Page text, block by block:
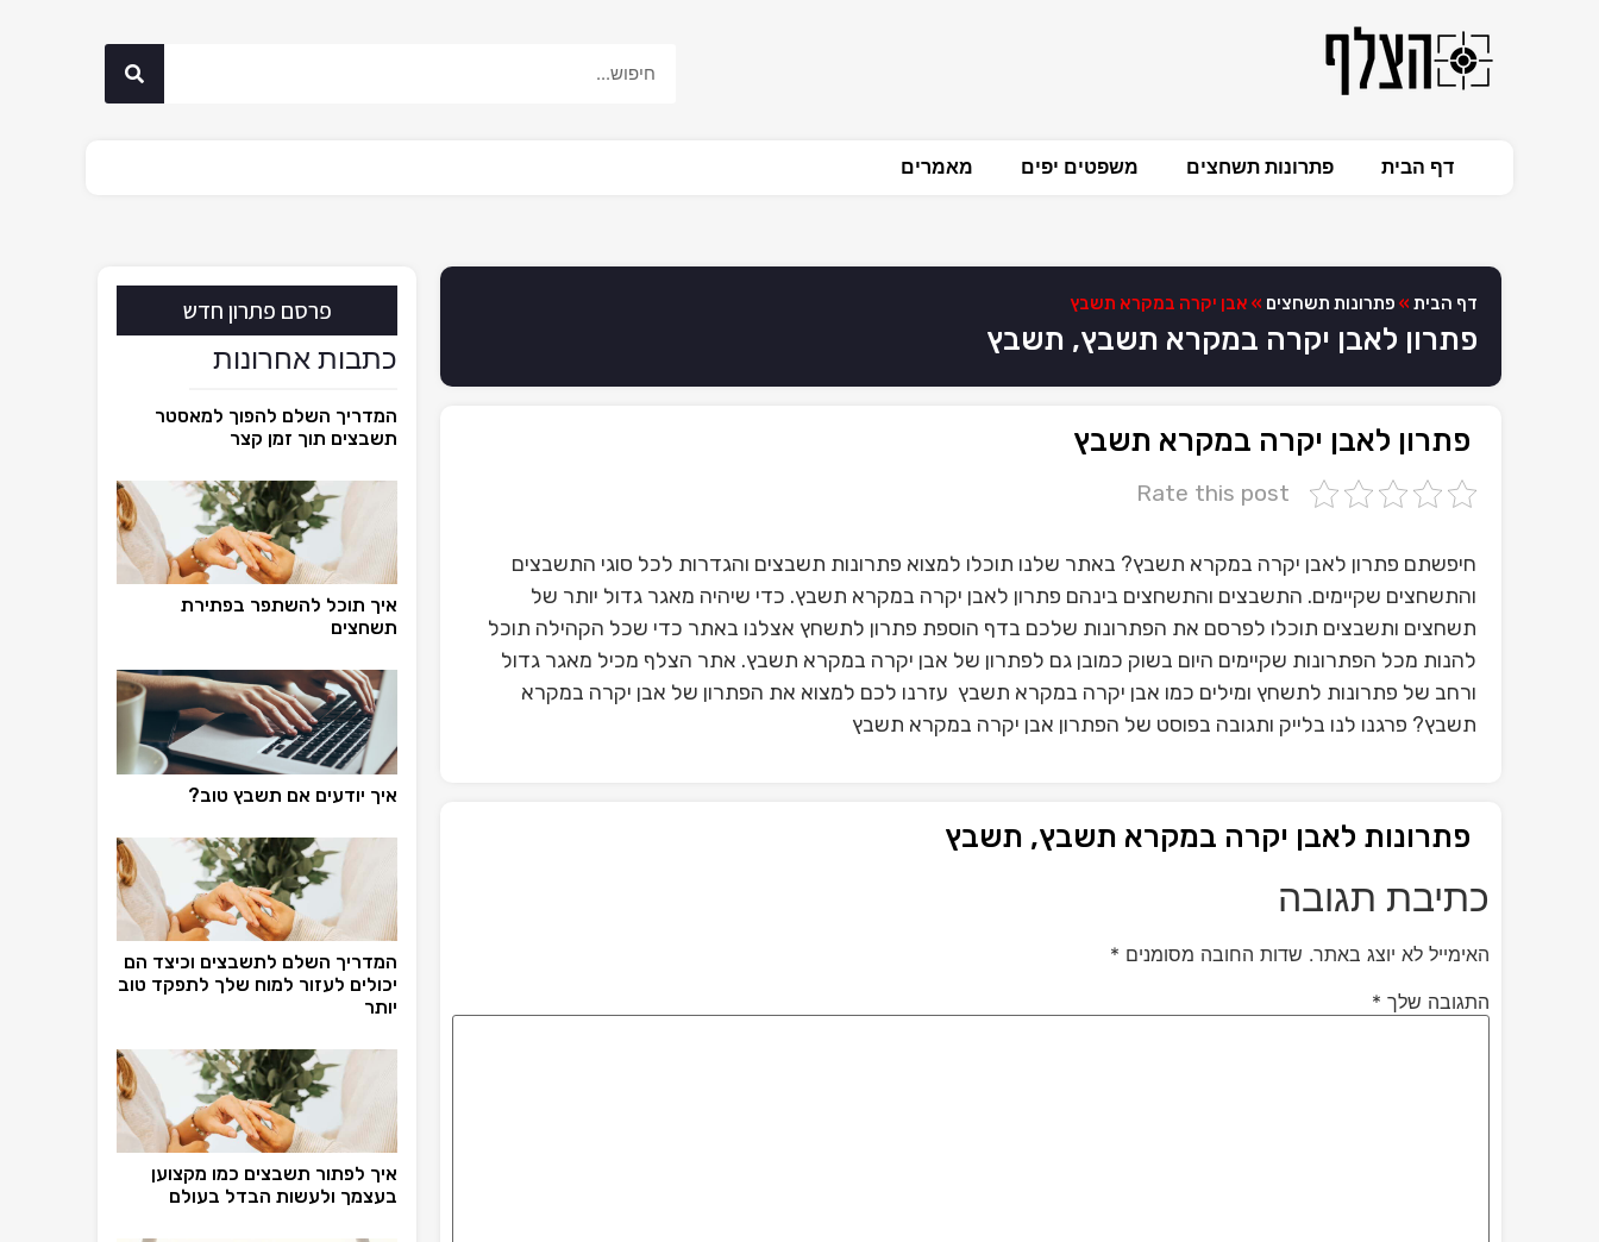
דף הבית פתרונות תשחצים משפטים יפים מאמרים
דף הבית » פתרונות תשחצים » אבן יקרה במקרא תשבץ
פתרון לאבן יקרה במקרא תשבץ, תשבץ
פתרון לאבן יקרה במקרא תשבץ
Rate this post
חיפשתם פתרון לאבן יקרה במקרא תשבץ? באתר שלנו תוכלו למצוא פתרונות תשבצים והגדרות לכל סוגי התשבצים
והתשחצים שקיימים. התשבצים והתשחצים בינהם פתרון לאבן יקרה במקרא תשבץ. כדי שיהיה מאגר גדול יותר של
תשחצים ותשבצים תוכלו לפרסם את הפתרונות שלכם בדף הוספת פתרון לתשחץ אצלנו באתר כדי שכל הקהילה תוכל
להנות מכל הפתרונות שקיימים היום בשוק כמובן גם לפתרון של אבן יקרה במקרא תשבץ. אתר הצלף מכיל מאגר גדול
ורחב של פתרונות לתשחץ ומילים כמו אבן יקרה במקרא תשבץ עזרנו לכם למצוא את הפתרון של אבן יקרה במקרא
תשבץ? פרגנו לנו בלייק ותגובה בפוסט של הפתרון אבן יקרה במקרא תשבץ
פתרונות לאבן יקרה במקרא תשבץ, תשבץ
כתיבת תגובה
האימייל לא יוצג באתר. שדות החובה מסומנים *
התגובה שלך *
פרסם פתרון חדש
כתבות אחרונות
המדריך השלם להפוך למאסטר
תשבצים תוך זמן קצר
איך תוכל להשתפר בפתירת
תשחצים
איך יודעים אם תשבץ טוב?
המדריך השלם לתשבצים וכיצד הם
יכולים לעזור למוח שלך לתפקד טוב
יותר
איך לפתור תשבצים כמו מקצוען
בעצמך ולעשות הבדל בעולם